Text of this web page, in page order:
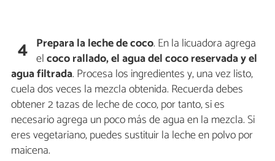
4 Prepara la leche de coco. En la licuadora agrega
elcoco rallado, el agua del coco reservada y el
agua filtrada. Procesa los ingredientes y, una vez listo,
cuela dos veces la mezcla obtenida. Recuerda debes
obtener 2 tazas de leche de coco, por tanto, si es
necesario agrega un poco más de agua en la mezcla. Si
eres vegetariano, puedes sustituir la leche en polvo por
maicena.